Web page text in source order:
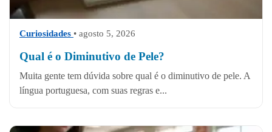
Curiosidades • agosto 5, 2026
Qual é o Diminutivo de Pele?
Muita gente tem dúvida sobre qual é o diminutivo de pele. A
língua portuguesa, com suas regras e...